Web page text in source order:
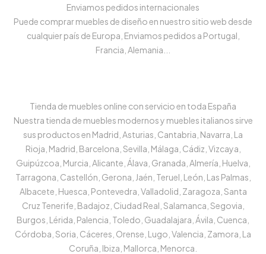
Enviamos pedidos internacionales
Puede comprar muebles de diseño en nuestro sitio web desde
cualquier país de Europa, Enviamos pedidos a Portugal,
Francia, Alemania...
Tienda de muebles online con servicio en toda España
Nuestra tienda de muebles modernos y muebles italianos sirve
sus productos en Madrid, Asturias, Cantabria, Navarra, La
Rioja, Madrid, Barcelona, Sevilla, Málaga, Cádiz, Vizcaya,
Guipúzcoa, Murcia, Alicante, Álava, Granada, Almería, Huelva,
Tarragona, Castellón, Gerona, Jaén, Teruel, León, Las Palmas,
Albacete, Huesca, Pontevedra, Valladolid, Zaragoza, Santa
Cruz Tenerife, Badajoz, Ciudad Real, Salamanca, Segovia,
Burgos, Lérida, Palencia, Toledo, Guadalajara, Ávila, Cuenca,
Córdoba, Soria, Cáceres, Orense, Lugo, Valencia, Zamora, La
Coruña, Ibiza, Mallorca, Menorca.